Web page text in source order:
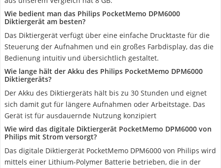
Wie bedient man das Philips PocketMemo DPM6000
Diktiergerät am besten?
Das Diktiergerät verfügt über eine einfache Drucktaste für die
Steuerung der Aufnahmen und ein großes Farbdisplay, das die
Bedienung intuitiv und übersichtlich gestaltet.
Wie lange hält der Akku des Philips PocketMemo DPM6000
Diktiergeräts?
Der Akku des Diktiergeräts hält bis zu 30 Stunden und eignet
sich damit gut für längere Aufnahmen oder Arbeitstage. Das
Gerät ist für ausdauernde Nutzung konzipiert
Wie wird das digitale Diktiergerät PocketMemo DPM6000 von
Philips mit Strom versorgt?
Das digitale Diktiergerät PocketMemo DPM6000 von Philips wird
mittels einer Lithium-Polymer Batterie betrieben, die in der